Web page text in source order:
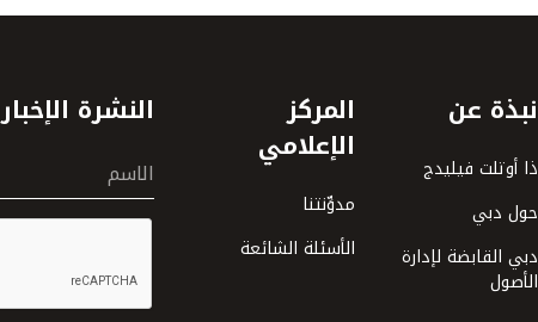
نبذة عن
ذا أوتلت فيليدج
حول دبي
دبي القابضة لإدارة
الأصول
المركز
الإعلامي
مدوِّنتنا
الأسئلة الشائعة
النشرة
الاسم